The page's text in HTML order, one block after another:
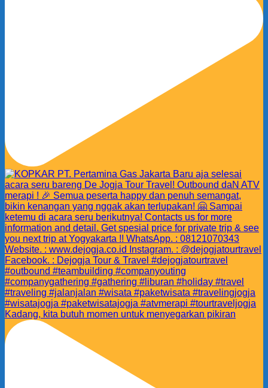
Kadang, kita butuh momen untuk menyegarkan pikiran